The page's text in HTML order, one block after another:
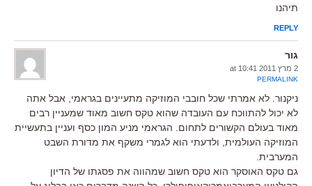
תיהנו
REPLY
גור
2 מרץ 2011 at 10:41
PERMALINK
ניקנור. לא אמרתי שכל חובבי המוזיקה מתעיינים בגראמי, אבל אתה
לא יכול להתווכח עם העובדה שהוא טקס חשוב מאוד שמעניין רבים
מאוד בעולם הקשורים לתחום. הגראמי מניע המון כסף ועניין בתעשיית
המוזיקה העולמית, ולדעתי הוא לגמרי משקף את מדורת השבט
המערבית.
גם טקס האוסקר הוא טקס חשוב שמהווה את פסגתו של הדיון